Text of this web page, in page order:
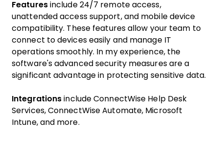
Featuresinclude 24/7 remote access,
unattended access support, and mobile device
compatibility. These features allow your team to
connect to devices easily and manage IT
operations smoothly. In my experience, the
software's advanced security measures are a
significant advantage in protecting sensitive data.
Integrations include ConnectWise Help Desk
Services, ConnectWise Automate, Microsoft
Intune, and more.